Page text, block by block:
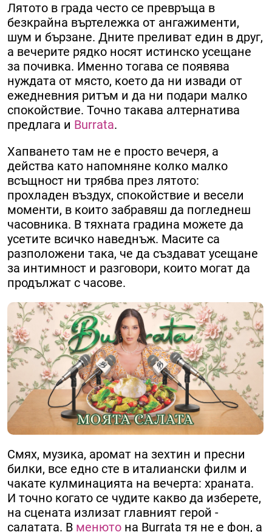
Лятото в града често се превръща в
безкрайна въртележка от ангажименти,
шум и бързане. Дните преливат един в друг,
а вечерите рядко носят истинско усещане
за почивка. Именно тогава се появява
нуждата от място, което да ни извади от
ежедневния ритъм и да ни подари малко
спокойствие. Точно такава алтернатива
предлага и Burrata.
Хапването там не е просто вечеря, а
действа като напомняне колко малко
всъщност ни трябва през лятото:
прохладен въздух, спокойствие и весели
моменти, в които забравяш да погледнеш
часовника. В тяхната градина можете да
усетите всичко наведнъж. Масите са
разположени така, че да създават усещане
за интимност и разговори, които могат да
продължат с часове.
Смях, музика, аромат на зехтин и пресни
билки, все едно сте в италиански филм и
чакате кулминацията на вечерта: храната.
И точно когато се чудите какво да изберете,
на сцената излизат главният герой -
салатата. В менюто на Burrata тя не е фон, а